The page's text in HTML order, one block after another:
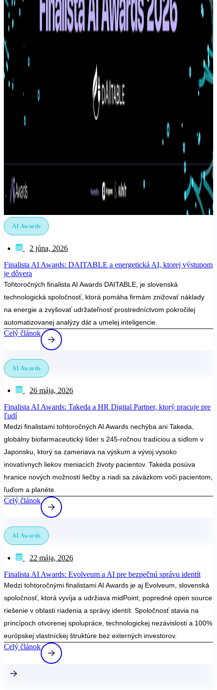
AI Awards
2 júna, 2026
Finalista AI Awards: DAITABLE a energetická AI, ktorej výstupom
je dôvera
Tohtoročných finalista AI Awards DAITABLE, je slovenská
technologická spoločnosť, ktorá pomáha firmám znižovať náklady
na energie a zvyšovať udržateľnosť prostredníctvom pokročilej
automatizovanej analýzy dát a umelej inteligencie.
Celý článok
AI Awards
26 mája, 2026
Finalista AI Awards: Takeda a HR Digital Partner, ktorý pracuje pre
ľudí
Medzi finalistami tohtoročných AI Awards nechýba ani Takeda,
globálny biofarmaceutický líder s 245-ročnou tradíciou a sídlom v
Japonsku, ktorý sa zameriava na výskum a vývoj vysoko
inovatívnych liekov meniacich životy pacientov. Takeda posúva
hranice nových možností liečby a riadi sa záväzkom voči pacientom,
ľuďom a planéte.
Celý článok
AI Awards
22 mája, 2026
Finalista AI Awards: Evolveum a AI pre bezpečnú správu identít
Medzi tohtoročnými finalistami AI Awards je aj Evolveum, slovenská
spoločnosť, ktorá vyvíja a udržiava midPoint, popredné open source
riešenie v oblasti riadenia a správy identít. Spoločnosť stavia na
princípoch otvorenej spolupráce, technologickej nezávislosti a 100%
európskej vlastníckej štruktúre bez externých investorov.
Celý článok